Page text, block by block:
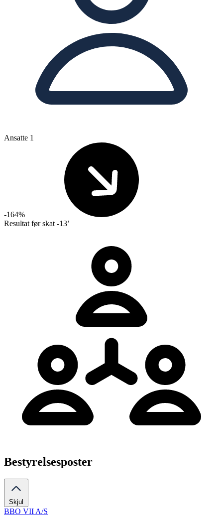
Ansatte 1
-164%
Resultat før skat -13’
Bestyrelsesposter
Skjul
BBO VII A/S